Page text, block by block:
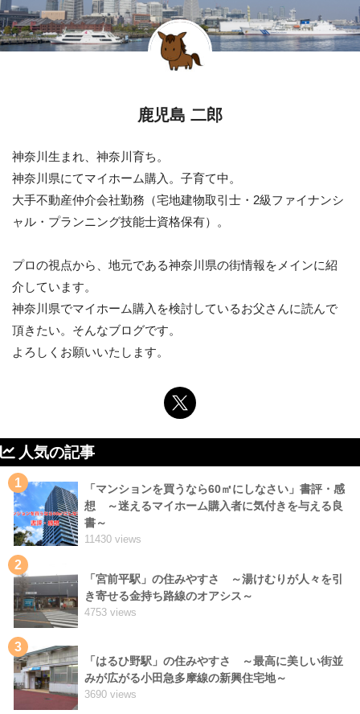
鹿児島 二郎
神奈川生まれ、神奈川育ち。
神奈川県にてマイホーム購入。子育て中。
大手不動産仲介会社勤務（宅地建物取引士・2級ファイナンシ
ャル・プランニング技能士資格保有）。
プロの視点から、地元である神奈川県の街情報をメインに紹
介しています。
神奈川県でマイホーム購入を検討しているお父さんに読んで
頂きたい。そんなブログです。
よろしくお願いいたします。
人気の記事
1
「マンションを買うなら60㎡にしなさい」書評・感
想 ～迷えるマイホーム購入者に気付きを与える良
書～
11430 views
2
「宮前平駅」の住みやすさ ～湯けむりが人々を引
き寄せる金持ち路線のオアシス～
4753 views
3
「はるひ野駅」の住みやすさ ～最高に美しい街並
みが広がる小田急多摩線の新興住宅地～
3690 views